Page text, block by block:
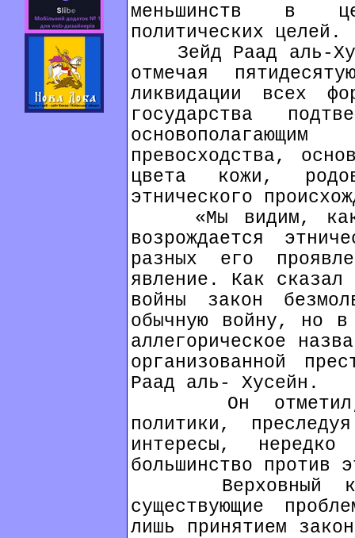
меньшинств в
политических целей.
Зейд Раад аль-
отмечая
ликвидации всех
государства
превосходства,
цвета кожи,
этнического
«Мы видим, как
возрождается
разных его
явление. Как
войны закон
обычную войну, но
аллегорическое
организованной
Раад аль- Хусейн.
Он отметил,
политики,
интересы, нередко
большинство против
Верховный
существующие
лишь принятием